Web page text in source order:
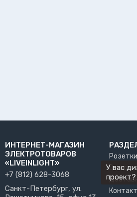
ИНТЕРНЕТ-МАГАЗИН
ЭЛЕКТРОТОВАРОВ
«LIVEINLIGHT»
+7 (812) 628-3068
Санкт-Петербург, ул.
О нас
У вас
проект?